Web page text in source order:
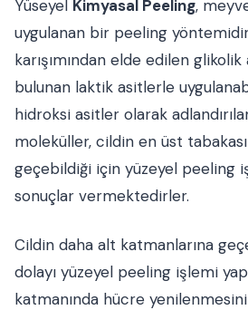
Yüseyel Kimyasal Peeling,
uygulanan bir peeling
karışımından elde edilen
bulunan laktik asitlerle
hidroksi asitler olarak
moleküller, cildin en üst
geçebildiği için yüzeyel peeling
sonuçlar vermektedirler.
Cildin daha alt katmanlarına
dolayı yüzeyel peeling işlemi
katmanında hücre